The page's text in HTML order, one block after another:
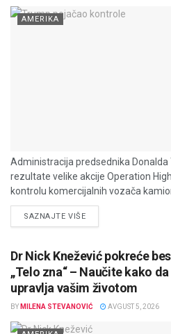
AMERIKA
Administracija predsednika
rezultate velike akcije Operation
kontrolu komercijalnih vozača
SAZNAJTE VIŠEDETAILS
Dr Nick Knežević pokreće
„Telo zna“ – Naučite kako
upravlja vašim životom
BY MILENA STEVANOVIĆ AVGUST 5, 2026